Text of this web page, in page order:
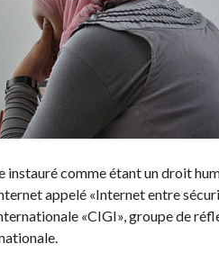
instauré comme étant un droit
appelé «Internet entre
«CIGI», groupe de